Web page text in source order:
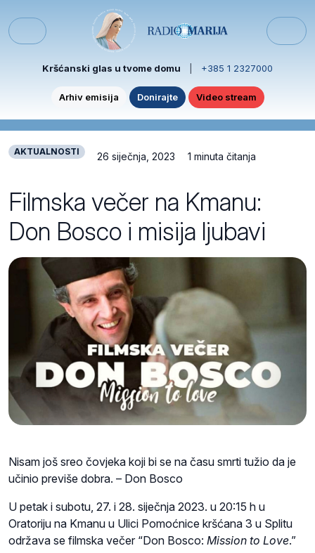
Menu
Kršćanski glas u tvome domu +385 1 2327000
Arhiv emisija Donirajte Video stream
AKTUALNOSTI 26 siječnja, 2023 1 minuta čitanja
Filmska večer na Kmanu:
Don Bosco i misija ljubavi
Nisam još sreo čovjeka koji bi se na času smrti tužio da je
učinio previše dobra. – Don Bosco
U petak i subotu, 27. i 28. siječnja 2023. u 20:15 h u
Oratoriju na Kmanu u Ulici Pomoćnice kršćana 3 u Splitu
održava se filmska večer “Don Bosco: Mission to Love.”